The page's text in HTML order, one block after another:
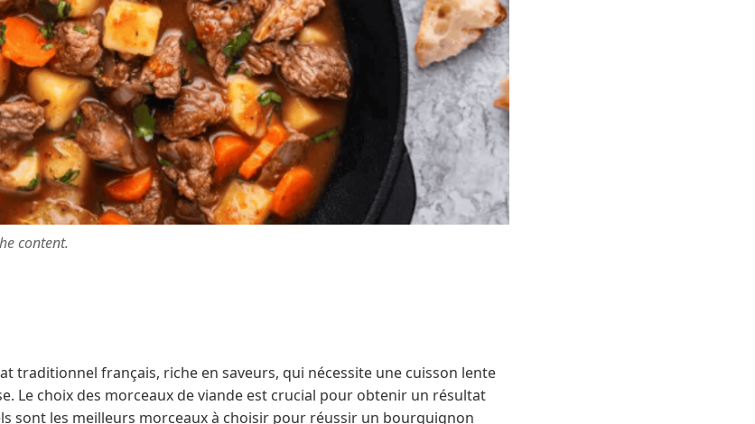
content.
traditionnel français, riche en saveurs, qui nécessite une cuisson lente
Le choix des morceaux de viande est crucial pour obtenir un résultat
sont les meilleurs morceaux à choisir pour réussir un bourguignon